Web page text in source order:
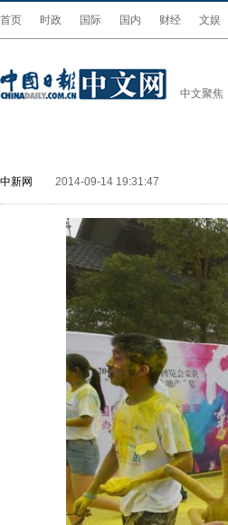
首页 时政 国际 国内 财经 文娱
中文聚焦
中新网 2014-09-14 19:31:47